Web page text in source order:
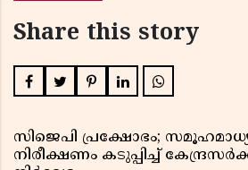
Share this story
സിജെപി പ്രക്ഷോഭം;
നിരീക്ഷണം കടുപ്പിച്ച്